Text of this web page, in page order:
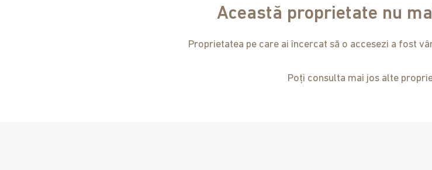
Această proprietate nu
Proprietatea pe care ai încercat să o accesezi a fost
Poți consulta mai jos alte